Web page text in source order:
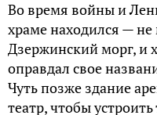
Во время войны и
храме находился —
Дзержинский морг, и
оправдал свое
Чуть позже здание
театр, чтобы